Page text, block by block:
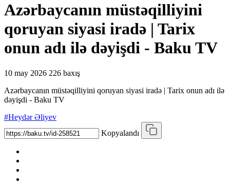
Azərbaycanın müstəqilliyini
qoruyan siyasi iradə | Tarix
onun adı ilə dəyişdi - Baku TV
10 may 2026 226 baxış
Azərbaycanın müstəqilliyini qoruyan siyasi iradə | Tarix onun adı ilə
dəyişdi - Baku TV
#Heydər Əliyev
Kopyalandı